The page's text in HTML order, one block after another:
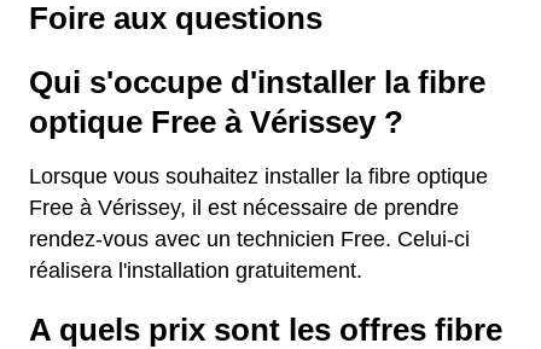
Foire aux questions
Qui s'occupe d'installer la fibre
optique Free à Vérissey ?
Lorsque vous souhaitez installer la fibre optique
Free à Vérissey, il est nécessaire de prendre
rendez-vous avec un technicien Free. Celui-ci
réalisera l'installation gratuitement.
A quels prix sont les offres fibre